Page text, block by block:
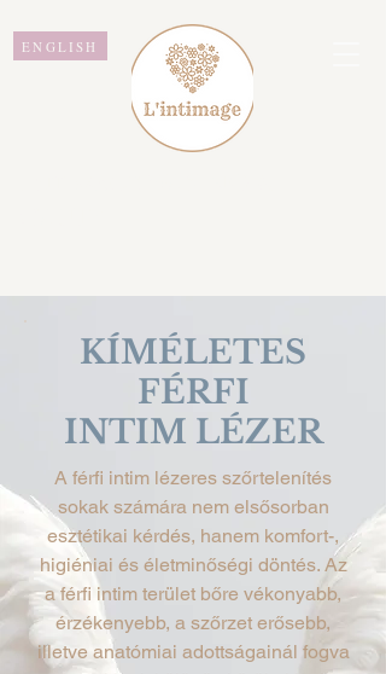
ENGLISH
KÍMÉLETES
FÉRFI
INTIM LÉZER
A férfi intim lézeres szőrtelenítés
sokak számára nem elsősorban
esztétikai kérdés, hanem komfort-,
higiéniai és életminőségi döntés. Az
a férfi intim terület bőre vékonyabb,
érzékenyebb, a szőrzet erősebb,
illetve anatómiai adottságainál fogva